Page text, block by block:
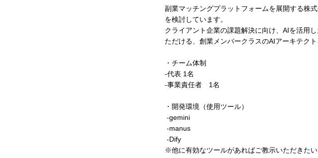
副業マッチングプラットフォームを展開する株
を検討しています。
クライアント企業の課題解決に向け、AIを活用
ただける、創業メンバークラスのAIアーキテクト
・チーム体制
-代表 1名
-事業責任者 1名
・開発環境（使用ツール）
-gemini
-manus
-Dify
※他に有効なツールがあればご教示いただきた